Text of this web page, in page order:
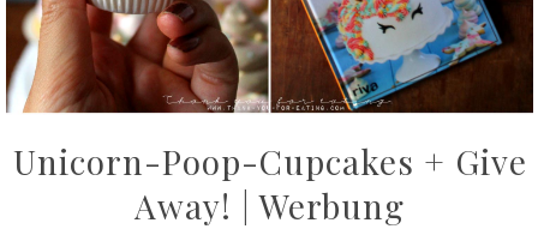
Unicorn-Poop-Cupcakes + Give
Away! | Werbung